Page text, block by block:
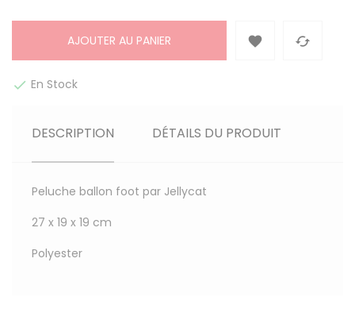
AJOUTER AU PANIER  
 En Stock
DESCRIPTION DÉTAILS DU PRODUIT
Peluche ballon foot par Jellycat
27 x 19 x 19 cm
Polyester